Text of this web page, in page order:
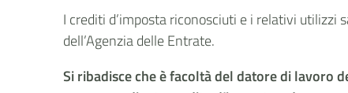
I crediti d’imposta riconosciuti e i relativi utilizzi
dell’Agenzia delle Entrate.
Si ribadisce che è facoltà del datore di lavoro